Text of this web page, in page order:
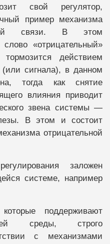
свой регулятор,
пример механизма
связи. В этом
слово «отрицательный»
тормозится действием
(или сигнала), в данном
тогда как снятие
влияния приводит
звена системы —
В этом и состоит
отрицательной
заложен
системе, например
поддерживают
среды, строго
с механизмами